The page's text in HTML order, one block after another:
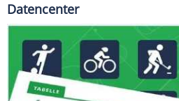
Datencenter